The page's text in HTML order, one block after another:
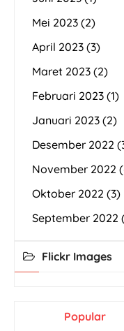
Mei 2023 (2)
April 2023 (3)
Maret 2023 (2)
Februari 2023 (1)
Januari 2023 (2)
Desember 2022
November 2022
Oktober 2022 (3)
September 2022
Flickr Images
Popular